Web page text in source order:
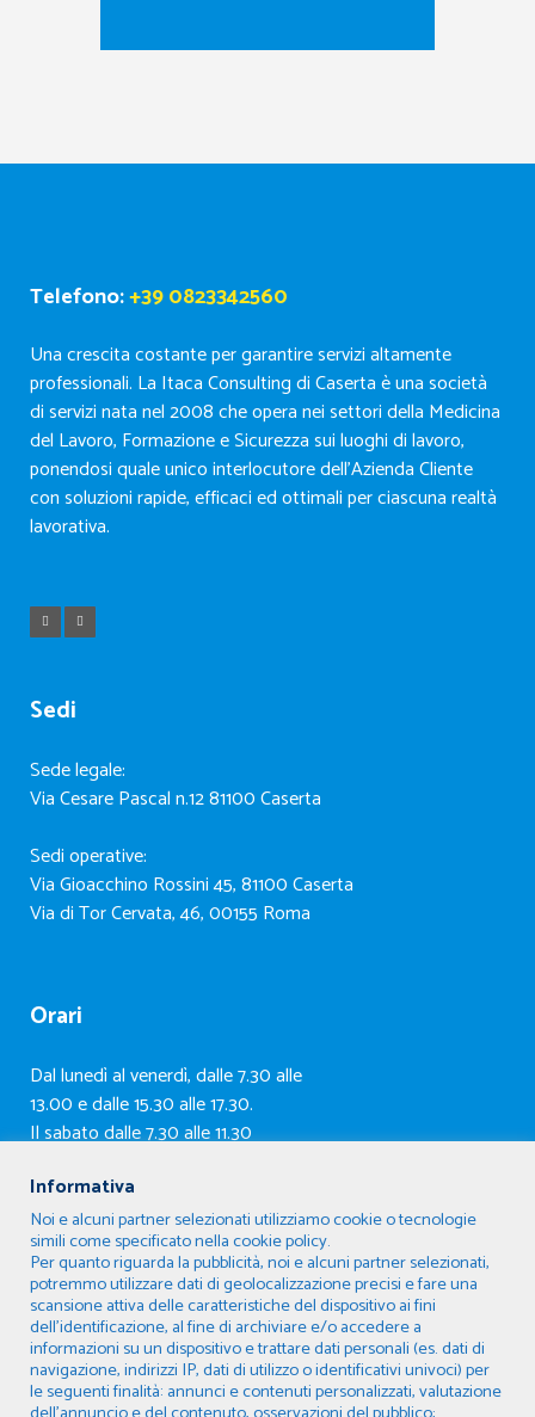
Telefono:+39 0823342560
Una crescita costante per garantire servizi altamente
professionali. La Itaca Consulting di Caserta è una società
di servizi nata nel 2008 che opera nei settori della Medicina
del Lavoro, Formazione e Sicurezza sui luoghi di lavoro,
ponendosi quale unico interlocutore dell’Azienda Cliente
con soluzioni rapide, efficaci ed ottimali per ciascuna realtà
lavorativa.
Sedi
Sede legale:
Via Cesare Pascal n.12 81100 Caserta
Sedi operative:
Via Gioacchino Rossini 45, 81100 Caserta
Via di Tor Cervata, 46, 00155 Roma
Orari
Dal lunedì al venerdì, dalle 7.30 alle
13.00 e dalle 15.30 alle 17.30.
Il sabato dalle 7.30 alle 11.30
Condizioni
Condizioni d’uso del sito e trattamento dati
Condizioni generali di vendita
Privacy Policy
Copyright
Informativa
Noi e alcuni partner selezionati utilizziamo cookie o tecnologie
simili come specificato nella cookie policy.
Per quanto riguarda la pubblicità, noi e alcuni partner selezionati,
potremmo utilizzare dati di geolocalizzazione precisi e fare una
scansione attiva delle caratteristiche del dispositivo ai fini
dell’identificazione, al fine di archiviare e/o accedere a
informazioni su un dispositivo e trattare dati personali (es. dati di
navigazione, indirizzi IP, dati di utilizzo o identificativi univoci) per
le seguenti finalità: annunci e contenuti personalizzati, valutazione